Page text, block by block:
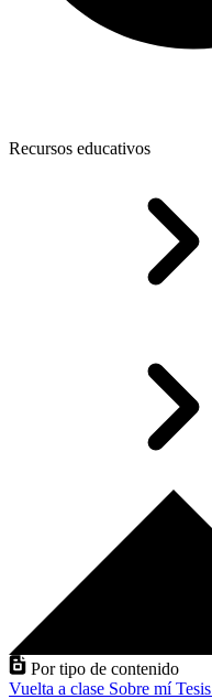
Recursos educativos
Por tipo de contenido
Vuelta a clase Sobre míTesis